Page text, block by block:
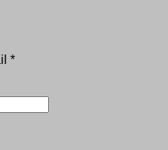
*Απαιτείται